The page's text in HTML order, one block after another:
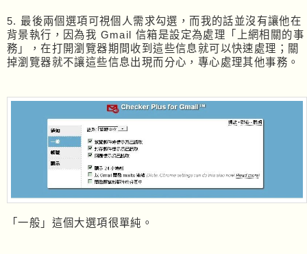
5. 最後兩個選項可視個人需求勾選，而我的話並沒有讓他在
背景執行，因為我 Gmail 信箱是設定為處理「上網相關的事
務」，在打開瀏覽器期間收到這些信息就可以快速處理；關
掉瀏覽器就不讓這些信息出現而分心，專心處理其他事務。
「一般」這個大選項很單純。